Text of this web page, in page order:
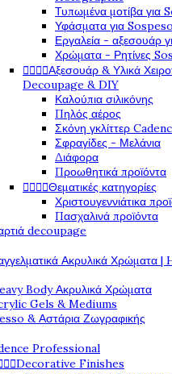
Τυπωμένα μοτίβα για
Υφάσματα για Sospeso
Εργαλεία - αξεσουάρ
Χρώματα - Ρητίνες
Αξεσουάρ & Υλικά
Decoupage & DIY
Καλούπια σιλικόνης
Πηλός αέρος
Σκόνη γκλίττερ
Σφραγίδες - Μελάνια
Διάφορα
Προωθητικά προϊόντα
Θεματικές κατηγορίες
Χριστουγεννιάτικα
Πασχαλινά προϊόντα
decoupage
Ακρυλικά Χρώματα
Body Ακρυλικά Χρώματα
Gels & Mediums
& Αστάρια Ζωγραφικής
Professional
Decorative Finishes